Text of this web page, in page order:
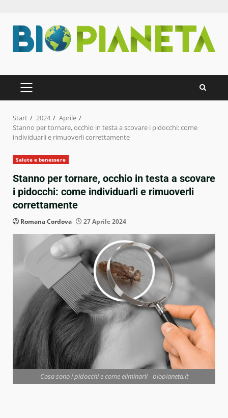
Inhalt
springen
PRIMÄRES
MENÜ
Start 2024
Aprile
Stanno per tornare, occhio in testa a scovare i pidocchi: come
individuarli e rimuoverli correttamente
Salute e benessere
Stanno per tornare, occhio in testa a scovare
i pidocchi: come individuarli e rimuoverli
correttamente
Romana Cordova 27 Aprile 2024
Cosa sono i pidocchi e come eliminarli - biopianeta.it